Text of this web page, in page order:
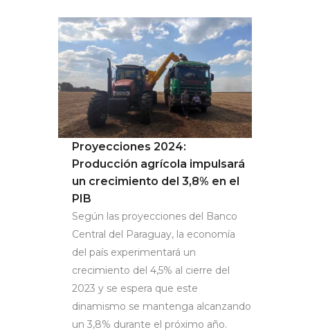
Proyecciones 2024:
Producción agrícola impulsará
un crecimiento del 3,8% en el
PIB
Según las proyecciones del Banco
Central del Paraguay, la economía
del país experimentará un
crecimiento del 4,5% al cierre del
2023 y se espera que este
dinamismo se mantenga alcanzando
un 3,8% durante el próximo año.